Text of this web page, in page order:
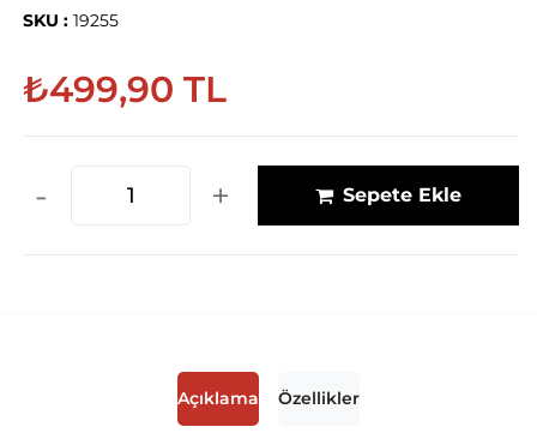
SKU : 19255
₺499,90 TL
- + Sepete Ekle
Açıklama Özellikler